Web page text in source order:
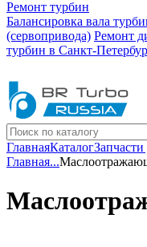
Ремонт турбин
Балансировка вала
(сервопривода) Ремонт
турбин в Санкт-
ГлавнаяКаталог
Главная...